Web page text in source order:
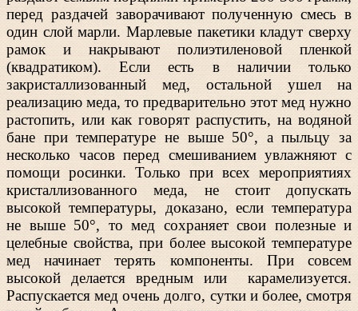
перед раздачей заворачивают полученную смесь в
один слой марли. Марлевые пакетики кладут сверху
рамок и накрывают полиэтиленовой пленкой
(квадратиком). Если есть в наличии только
закристаллизованный мед, остальной ушел на
реализацию меда, то предварительно этот мед нужно
растопить, или как говорят распустить, на водяной
бане при температуре не выше 50°, а пыльцу за
несколько часов перед смешиванием увлажняют с
помощи росинки. Только при всех мероприятиях
кристаллизованного меда, не стоит допускать
высокой температуры, доказано, если температура
не выше 50°, то мед сохраняет свои полезные и
целебные свойства, при более высокой температуре
мед начинает терять компоненты. При совсем
высокой делается вредным или карамелизуется.
Распускается мед очень долго, сутки и более, смотря